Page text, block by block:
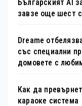
Българският AI
завзе още шест
Dreame
със специални
домовете с
Как да
караоке система